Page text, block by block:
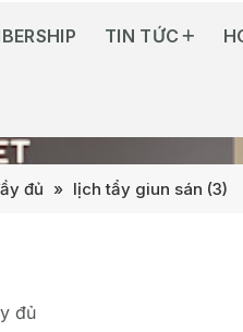
TIN TỨC
đủ » lịch tẩy giun sán (3)
đủ